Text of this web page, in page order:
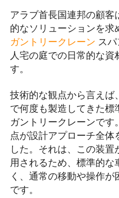
アラブ首長国連邦の顧
的なソリューションを求
ガントリークレーン ス
人宅の庭での日常的な資
す。
技術的な観点から言えば
で何度も製造してきた
ガントリークレーンで
点が設計アプローチ全体
した。それは、この装
用されるため、標準的な
く、通常の移動や操作
です。